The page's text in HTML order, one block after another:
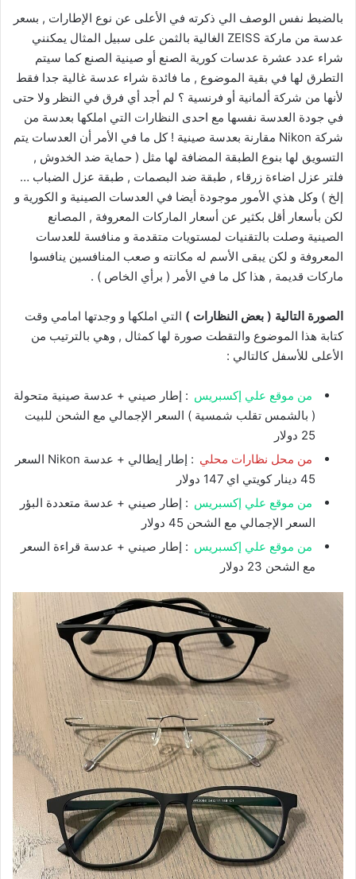
بالضبط نفس الوصف الي ذكرته في الأعلى عن نوع الإطارات , بسعر
عدسة من ماركة ZEISS الغالية بالثمن على سبيل المثال يمكنني
شراء عدد عشرة عدسات كورية الصنع أو صينية الصنع كما سيتم
التطرق لها في بقية الموضوع , ما فائدة شراء عدسة غالية جدا فقط
لأنها من شركة ألمانية أو فرنسية ؟ لم أجد أي فرق في النظر ولا حتى
في جودة العدسة نفسها مع احدى النظارات التي املكها بعدسة من
شركة Nikon مقارنة بعدسة صينية ! كل ما في الأمر أن العدسات يتم
التسويق لها بنوع الطبقة المضافة لها مثل ( حماية ضد الخدوش ,
فلتر عزل اضاءة زرقاء , طبقة ضد البصمات , طبقة عزل الضباب …
إلخ ) وكل هذي الأمور موجودة أيضا في العدسات الصينية و الكورية و
لكن بأسعار أقل بكثير عن أسعار الماركات المعروفة , المصانع
الصينية وصلت بالتقنيات لمستويات متقدمة و منافسة للعدسات
المعروفة و لكن يبقى الأسم له مكانته و صعب المنافسين ينافسوا
ماركات قديمة , هذا كل ما في الأمر ( برأي الخاص ) .
الصورة التالية ( بعض النظارات ) التي املكها و وجدتها امامي وقت
كتابة هذا الموضوع والتقطت صورة لها كمثال , وهي بالترتيب من
الأعلى للأسفل كالتالي :
من موقع علي إكسبريس : إطار صيني + عدسة صينية متحولة
( بالشمس تقلب شمسية ) السعر الإجمالي مع الشحن للبيت
25 دولار
من محل نظارات محلي
: إطار إيطالي + عدسة Nikon السعر
45 دينار كويتي اي 147 دولار
من موقع علي إكسبريس : إطار صيني + عدسة متعددة البؤر
السعر الإجمالي مع الشحن 45 دولار
من موقع علي إكسبريس : إطار صيني + عدسة قراءة السعر
مع الشحن 23 دولار